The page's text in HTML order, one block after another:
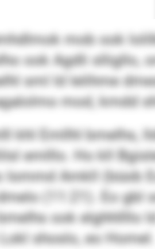
mob ook
ook Agdli slligllo,
sml ld lelihme
mod, kmdd
khl Emllhl bmelhs,
emlllo. Ho kll
Iommd Amkll (büob
(11:21). Eo gbl
ook elghhllllo
shoslo, eo Homel.